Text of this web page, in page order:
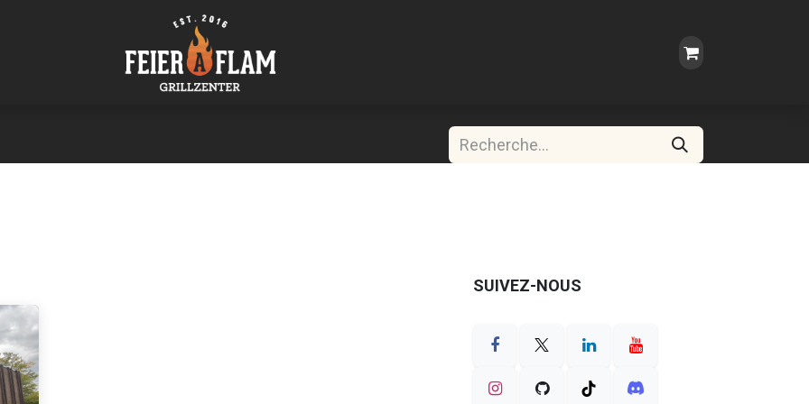
SUIVEZ-NOUS